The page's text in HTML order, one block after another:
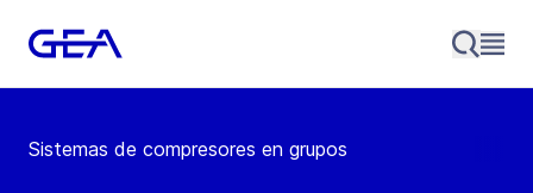
Sistemas de compresores en grupos